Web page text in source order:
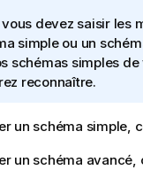
vous devez saisir les
simple ou un
schémas simples
reconnaître.
un schéma simple,
un schéma avancé,